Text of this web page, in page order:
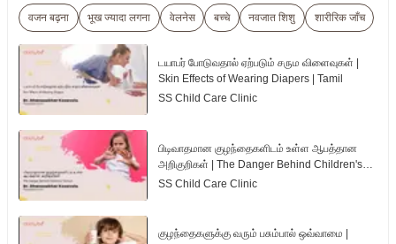
वजन बढ़ना भूख ज्यादा लगना वेलनेस बच्चे नवजात शिशु शारीरिक जाँच
டயாபர் போடுவதால் ஏற்படும் சரும விளைவுகள் |
Skin Effects of Wearing Diapers | Tamil
SS Child Care Clinic
பிடிவாதமான குழந்தைகளிடம் உள்ள ஆபத்தான
அறிகுறிகள் | The Danger Behind Children's
Tantrum | Tamil
SS Child Care Clinic
குழந்தைகளுக்கு வரும் பசும்பால் ஒவ்வாமை |